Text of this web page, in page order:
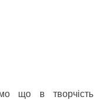
що в творчість